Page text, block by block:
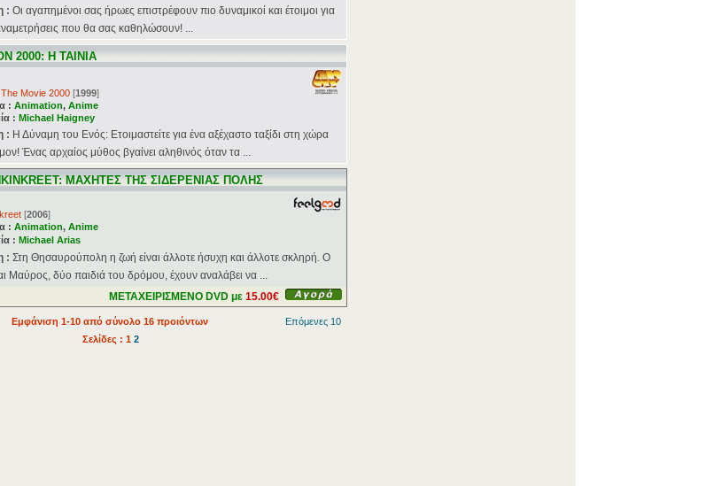
: Οι αγαπημένοι σας ήρωες επιστρέφουν πιο δυναμικοί και έτοιμοι για
που θα σας καθηλώσουν! ...
2000: Η ΤΑΙΝΙΑ
Movie 2000 [1999]
: Animation, Anime
: Michael Haigney
: Η Δύναμη του Ενός: Ετοιμαστείτε για ένα αξέχαστο ταξίδι στη χώρα
Ένας αρχαίος μύθος βγαίνει αληθινός όταν τα ...
ΜΑΧΗΤΕΣ ΤΗΣ ΣΙΔΕΡΕΝΙΑΣ ΠΟΛΗΣ
[2006]
: Animation, Anime
: Michael Arias
: Στη Θησαυρούπολη η ζωή είναι άλλοτε ήσυχη και άλλοτε σκληρή. Ο
Μαύρος, δύο παιδιά του δρόμου, έχουν αναλάβει να ...
ΜΕΤΑΧΕΙΡΙΣΜΕΝΟ DVD με 15.00€
Εμφάνιση 1-10 από σύνολο 16 προιόντων
Επόμενες 10
Σελίδες : 1 2